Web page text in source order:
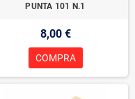
PUNTA 101 N.1
8,00 €
COMPRA